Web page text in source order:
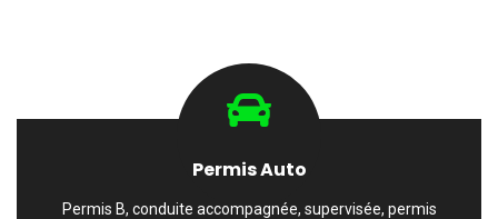
Permis Auto
Permis B, conduite accompagnée, supervisée, permis